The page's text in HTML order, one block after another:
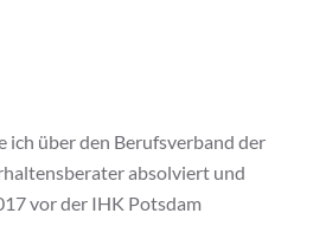
ich über den Berufsverband der
absolviert und
vor der IHK Potsdam